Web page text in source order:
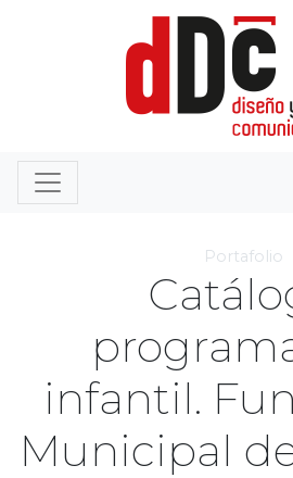
Portafolio
infantil.
Municipal